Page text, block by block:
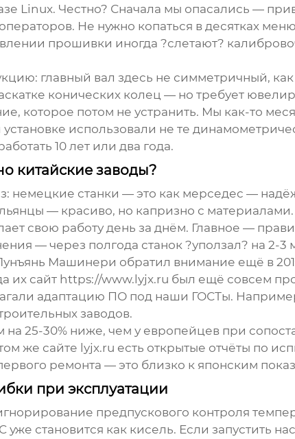
Linux. Честно? Сначала мы опасались —
Не нужно копаться в десятках
прошивки иногда ?слетают?
главный вал здесь не симметричный,
конических колец — но требует
которое потом не устранить. Мы как-то
использовали не те
10 лет или два года.
китайские заводы?
немецкие станки — это как мерседес —
— красиво, но капризно с
свою работу день за днём. Главное —
— через полгода станок ?уползал? на
Машинери обратил внимание ещё в
их сайт https://www.lyjx.ru был ещё совсем
адаптацию ПО под наши ГОСТы.
заводов.
на 25-30% ниже, чем у европейцев при
же сайте lyjx.ru есть открытые отчёты по
ремонта — это близко к японским
при эксплуатации
предпускового контроля
уже становится как кисель. Если запустить